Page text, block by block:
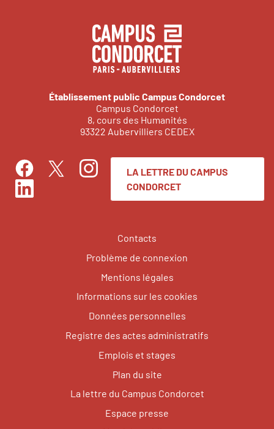
Établissement public Campus Condorcet
Campus Condorcet
8, cours des Humanités
93322 Aubervilliers CEDEX
FacebookTwitterInstagram
LinkedIn
LA LETTRE DU CAMPUS
CONDORCET
Contacts
Problème de connexion
Mentions légales
Informations sur les cookies
Données personnelles
Registre des actes administratifs
Emplois et stages
Plan du site
La lettre du Campus Condorcet
Espace presse